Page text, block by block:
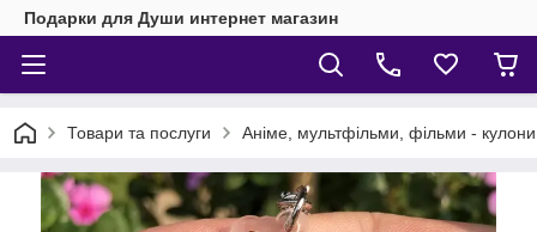
Подарки для Души интернет магазин
Товари та послуги Аніме, мультфільми, фільми -